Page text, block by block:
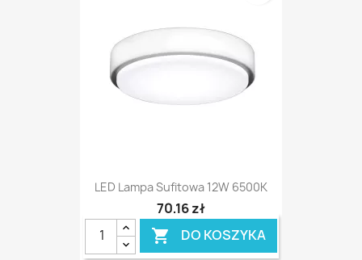
LED Lampa Sufitowa 12W 6500K
70,16 zł
 DO KOSZYKA